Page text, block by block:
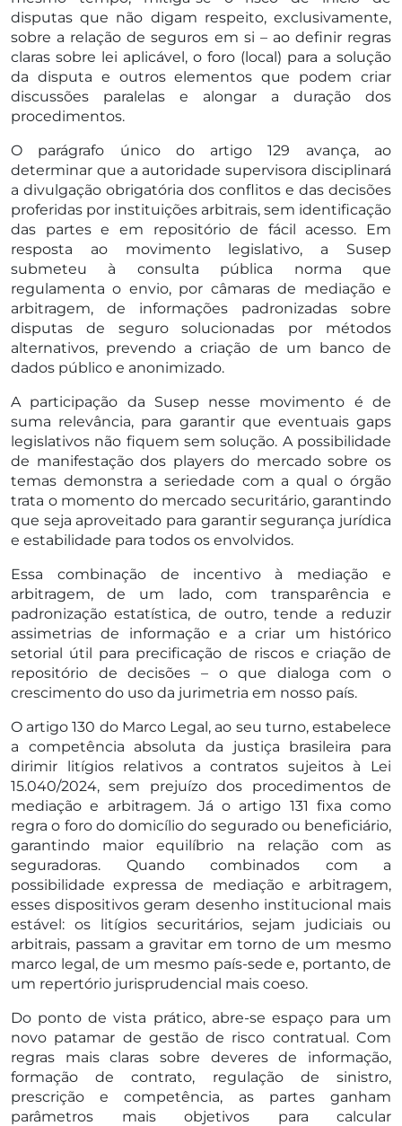
disputas que não digam respeito, exclusivamente,
sobre a relação de seguros em si – ao definir regras
claras sobre lei aplicável, o foro (local) para a solução
da disputa e outros elementos que podem criar
discussões paralelas e alongar a duração dos
procedimentos.
O parágrafo único do artigo 129 avança, ao
determinar que a autoridade supervisora disciplinará
a divulgação obrigatória dos conflitos e das decisões
proferidas por instituições arbitrais, sem identificação
das partes e em repositório de fácil acesso. Em
resposta ao movimento legislativo, a Susep
submeteu à consulta pública norma que
regulamenta o envio, por câmaras de mediação e
arbitragem, de informações padronizadas sobre
disputas de seguro solucionadas por métodos
alternativos, prevendo a criação de um banco de
dados público e anonimizado.
A participação da Susep nesse movimento é de
suma relevância, para garantir que eventuais gaps
legislativos não fiquem sem solução. A possibilidade
de manifestação dos players do mercado sobre os
temas demonstra a seriedade com a qual o órgão
trata o momento do mercado securitário, garantindo
que seja aproveitado para garantir segurança jurídica
e estabilidade para todos os envolvidos.
Essa combinação de incentivo à mediação e
arbitragem, de um lado, com transparência e
padronização estatística, de outro, tende a reduzir
assimetrias de informação e a criar um histórico
setorial útil para precificação de riscos e criação de
repositório de decisões – o que dialoga com o
crescimento do uso da jurimetria em nosso país.
O artigo 130 do Marco Legal, ao seu turno, estabelece
a competência absoluta da justiça brasileira para
dirimir litígios relativos a contratos sujeitos à Lei
15.040/2024, sem prejuízo dos procedimentos de
mediação e arbitragem. Já o artigo 131 fixa como
regra o foro do domicílio do segurado ou beneficiário,
garantindo maior equilíbrio na relação com as
seguradoras. Quando combinados com a
possibilidade expressa de mediação e arbitragem,
esses dispositivos geram desenho institucional mais
estável: os litígios securitários, sejam judiciais ou
arbitrais, passam a gravitar em torno de um mesmo
marco legal, de um mesmo país-sede e, portanto, de
um repertório jurisprudencial mais coeso.
Do ponto de vista prático, abre-se espaço para um
novo patamar de gestão de risco contratual. Com
regras mais claras sobre deveres de informação,
formação de contrato, regulação de sinistro,
prescrição e competência, as partes ganham
parâmetros mais objetivos para calcular